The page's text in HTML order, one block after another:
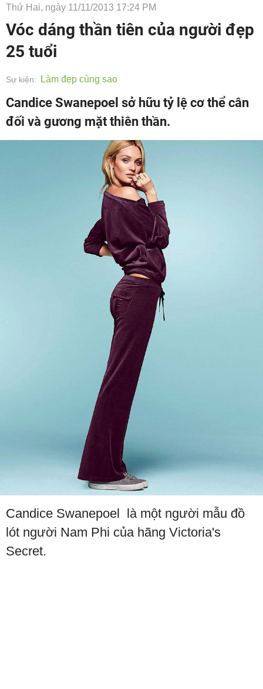
Thứ Hai, ngày 11/11/2013 17:24 PM
Vóc dáng thần tiên của người đẹp
25 tuổi
Sự kiện: Làm đẹp cùng sao
Candice Swanepoel sở hữu tỷ lệ cơ thể cân
đối và gương mặt thiên thần.
Candice Swanepoel là một người mẫu đồ
lót người Nam Phi của hãng Victoria's
Secret.